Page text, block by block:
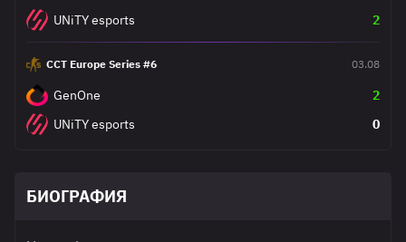
UNiTY esports
2
CCT Europe Series #6 03.08
GenOne
2
UNiTY esports
0
БИОГРАФИЯ